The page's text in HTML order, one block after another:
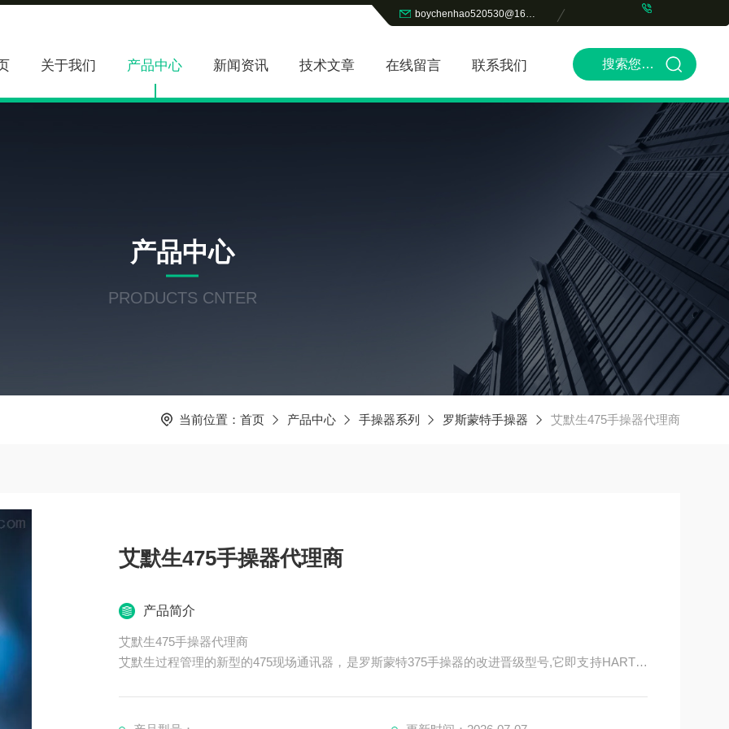
boychenhao520530@163.com
关于我们 产品中心 新闻资讯 技术文章 在线留言 联系我们
产品中心
PRODUCTS CNTER
当前位置： 首页 产品中心 手操器系列 罗斯蒙特手操器 艾默生475手操器代理商
艾默生475手操器代理商
产品简介
艾默生475手操器代理商
艾默生过程管理的新型的475现场通讯器，是罗斯蒙特375手操器的改进晋级型号,它即支持HART通